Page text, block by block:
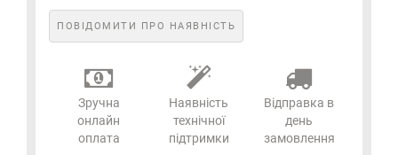
ПОВІДОМИТИ ПРО НАЯВНІСТЬ
Зручна
онлайн
оплата
Наявність
технічної
підтримки
Відправка в
день
замовлення